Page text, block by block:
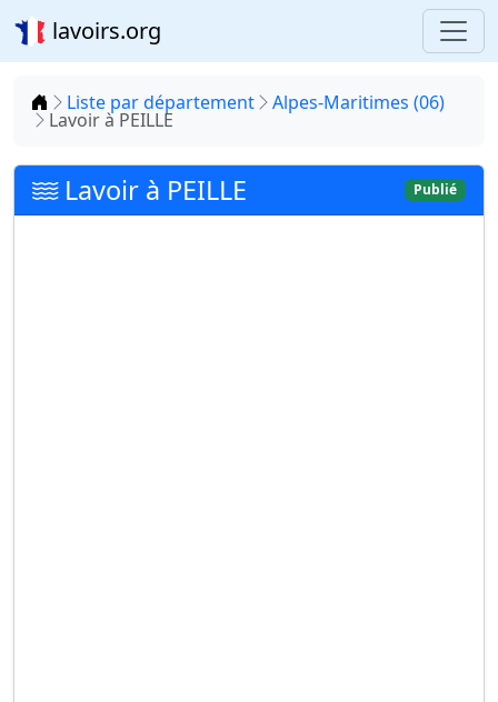
lavoirs.org
Accueil
Liste par département Alpes-Maritimes (06)
Lavoir à PEILLE
Lavoir à PEILLE Publié